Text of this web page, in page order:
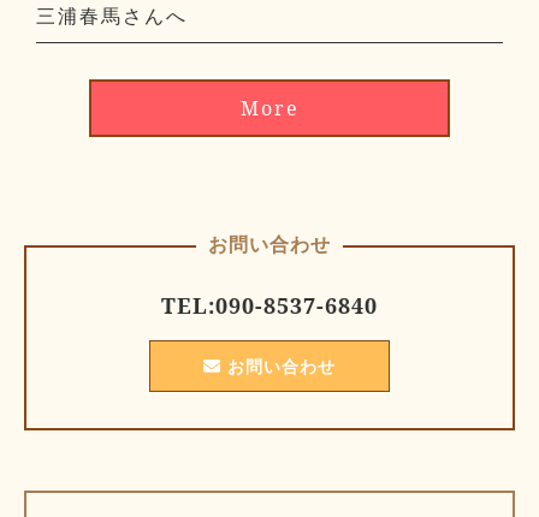
三浦春馬さんへ
More
お問い合わせ
TEL:090-8537-6840
お問い合わせ